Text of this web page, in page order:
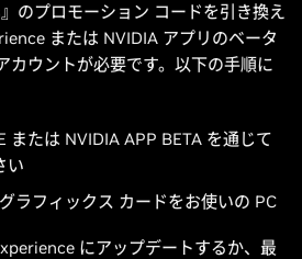
のプロモーション コードを引き換え
または NVIDIA アプリのベータ
ウントが必要です。以下の手順に
または NVIDIA APP BETA を通じて
い
ラフィックス カードをお使いの PC
にアップデートするか、最